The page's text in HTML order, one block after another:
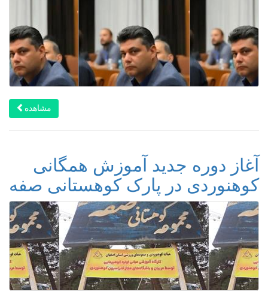
مشاهده
آغاز دوره جدید آموزش همگانی
کوهنوردی در پارک کوهستانی صفه